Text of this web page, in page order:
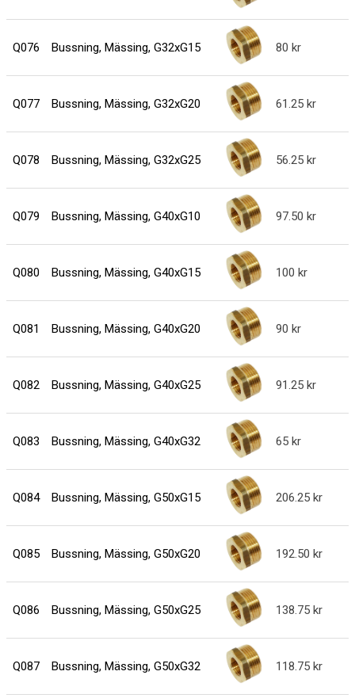
Q076 Bussning, Mässing, G32xG15 80
Q077 Bussning, Mässing, G32xG20 61.25
Q078 Bussning, Mässing, G32xG25 56.25
Q079 Bussning, Mässing, G40xG10 97.50
Q080 Bussning, Mässing, G40xG15 100
Q081 Bussning, Mässing, G40xG20 90
Q082 Bussning, Mässing, G40xG25 91.25
Q083 Bussning, Mässing, G40xG32 65
Q084 Bussning, Mässing, G50xG15 206.25
Q085 Bussning, Mässing, G50xG20 192.50
Q086 Bussning, Mässing, G50xG25 138.75
Q087 Bussning, Mässing, G50xG32 118.75